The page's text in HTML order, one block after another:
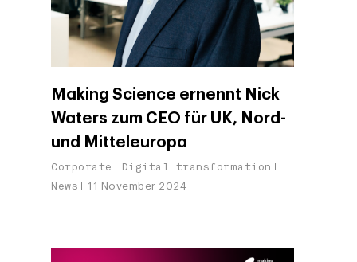
Making Science ernennt Nick
Waters zum CEO für UK, Nord-
und Mitteleuropa
Corporate
Digital transformation
News
11 November 2024